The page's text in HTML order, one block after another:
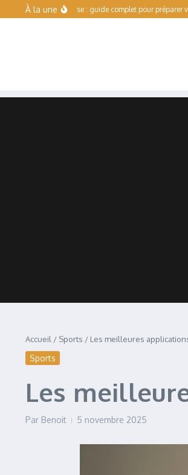
Aller au contenu
À la une
Toulouse : guide complet pour préparer votre
Accueil / Sports / Les meilleures
Sports
Les
Par Benoit 5 novembre 2025